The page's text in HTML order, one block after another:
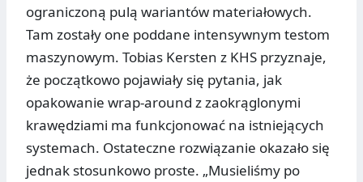
ograniczoną pulą wariantów materiałowych.
Tam zostały one poddane intensywnym testom
maszynowym. Tobias Kersten z KHS przyznaje,
że początkowo pojawiały się pytania, jak
opakowanie wrap-around z zaokrąglonymi
krawędziami ma funkcjonować na istniejących
systemach. Ostateczne rozwiązanie okazało się
jednak stosunkowo proste. „Musieliśmy po